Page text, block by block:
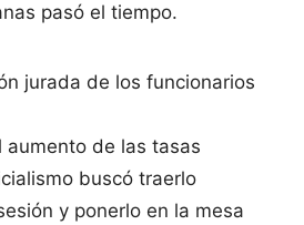
pasó el tiempo.
jurada de los funcionarios
aumento de las tasas
buscó traerlo
y ponerlo en la mesa